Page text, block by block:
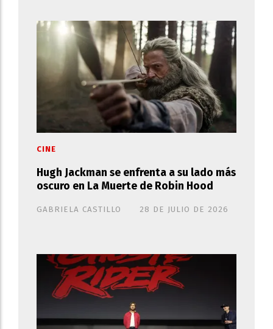
Hugh Jackman se enfrenta a su lado más
oscuro en La Muerte de Robin Hood
GABRIELA CASTILLO
CINE
28 DE JULIO DE 2026